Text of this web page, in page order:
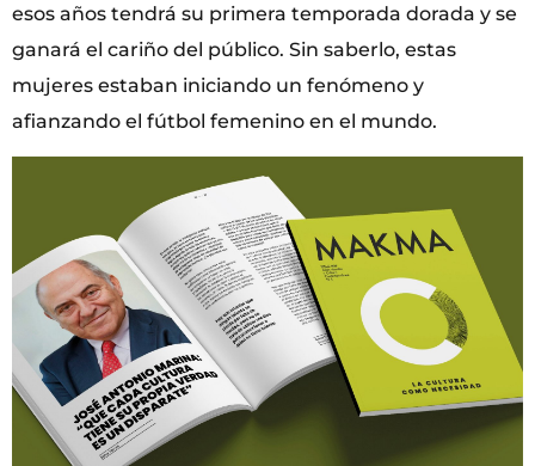
esos años tendrá su primera temporada dorada y se
ganará el cariño del público. Sin saberlo, estas
mujeres estaban iniciando un fenómeno y
afianzando el fútbol femenino en el mundo.